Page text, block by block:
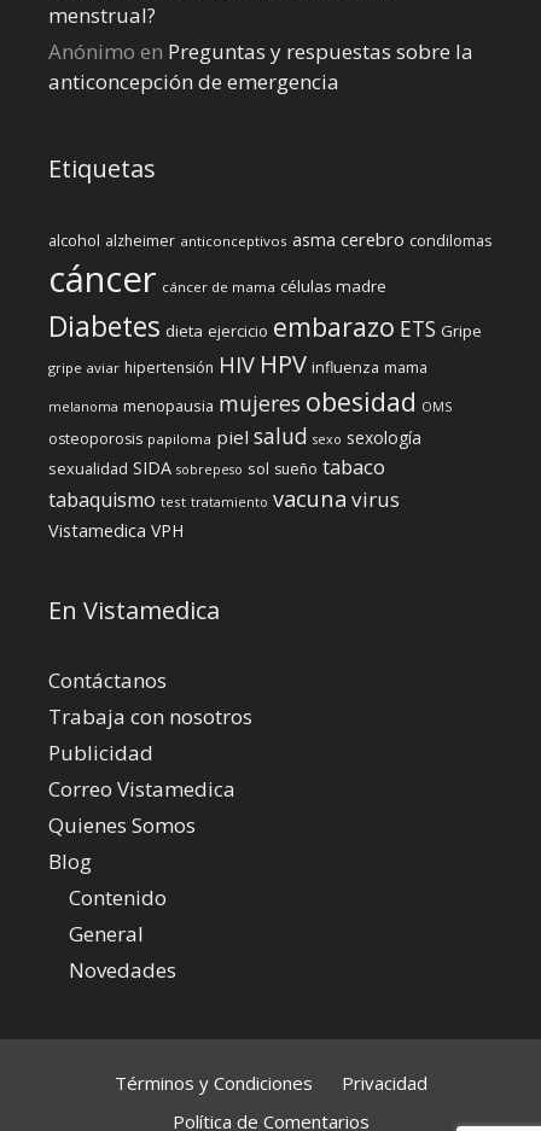
menstrual?
Anónimo en Preguntas y respuestas sobre la
anticoncepción de emergencia
Etiquetas
alcohol alzheimer anticonceptivos asma cerebro condilomas
cáncer cáncer de mama células madre
Diabetes dieta ejercicio embarazo ETS Gripe
gripe aviar hipertensión HIV HPV influenza mama
melanoma menopausia mujeres obesidad OMS
osteoporosis papiloma piel salud sexo sexología
sexualidad SIDA sobrepeso sol sueño tabaco
tabaquismo test tratamiento vacuna virus
Vistamedica VPH
En Vistamedica
Contáctanos
Trabaja con nosotros
Publicidad
Correo Vistamedica
Quienes Somos
Blog
Contenido
General
Novedades
Términos y Condiciones
Privacidad
Política de Comentarios